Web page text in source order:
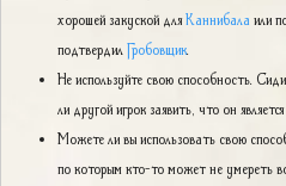
хорошей закуской дляКаннибала или
подтвердил Гробовщик
Не используйте свою способность.
ли другой игрок заявить, что он
Можете ли вы использовать свою
по которым кто-то может не умереть